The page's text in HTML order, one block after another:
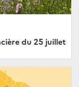
du 25 juillet